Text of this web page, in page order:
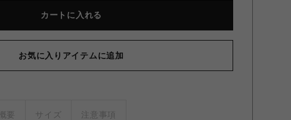
カートに入れる
お気に入りアイテムに追加
要 サイズ 注意事項